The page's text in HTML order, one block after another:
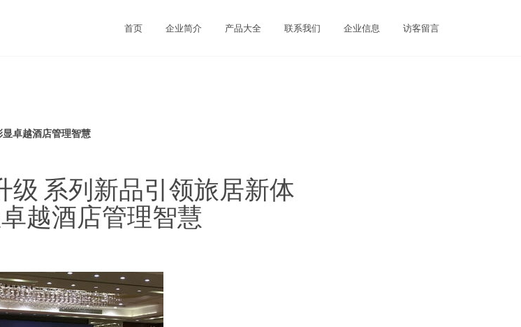
首页 企业简介 产品大全 联系我们 企业信息 访客留言
卓越酒店管理智慧
级 系列新品引领旅居新体
越酒店管理智慧